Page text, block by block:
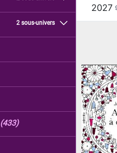
2 sous-univers
(433)
2027